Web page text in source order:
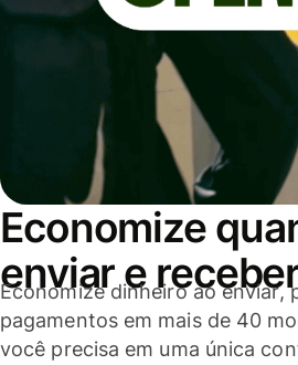
Economize
enviar e
Economize dinheiro ao enviar,
pagamentos em mais de 40
você precisa em uma única